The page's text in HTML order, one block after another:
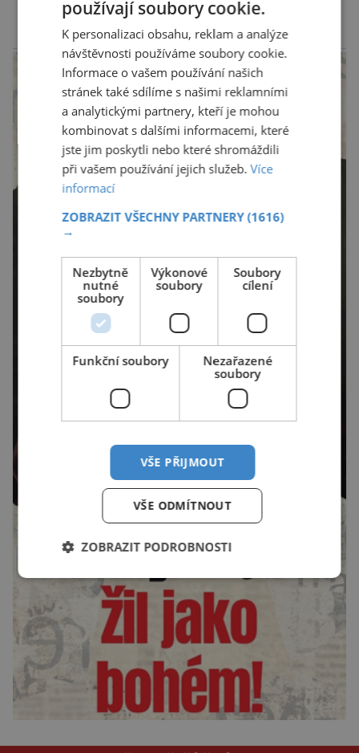
kontrolního a zkušebního ústavu zemědělského
(ÚKZÚZ) podřízeného ministerstvu
zemědělství. Ornitologové varují, že v ohrožení
je mnoho živočichů a především […]
reklama
používají soubory cookie.
K personalizaci obsahu, reklam a analýze
návštěvnosti používáme soubory cookie.
Informace o vašem používání našich
stránek také sdílíme s našimi reklamními
a analytickými partnery, kteří je mohou
kombinovat s dalšími informacemi, které
jste jim poskytli nebo které shromáždili
při vašem používání jejich služeb.Více
informací
ZOBRAZIT VŠECHNY PARTNERY(1616)
→
Nezbytně
nutné
soubory
Výkonové
soubory
Soubory
cílení
Funkční soubory
Nezařazené
soubory
VŠE PŘIJMOUT
VŠE ODMÍTNOUT
ZOBRAZIT PODROBNOSTI